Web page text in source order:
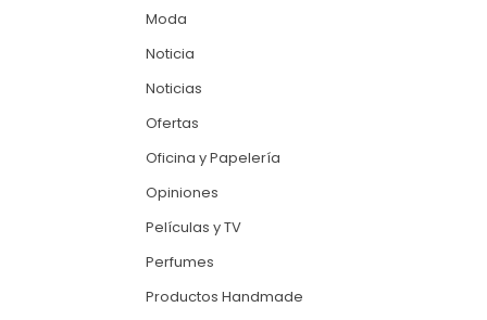
Moda
Noticia
Noticias
Ofertas
Oficina y Papelería
Opiniones
Películas y TV
Perfumes
Productos Handmade